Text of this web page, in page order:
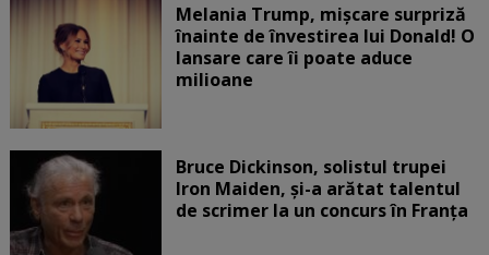
Melania Trump, mișcare surpriză
înainte de învestirea lui Donald! O
lansare care îi poate aduce
milioane
Bruce Dickinson, solistul trupei
Iron Maiden, şi-a arătat talentul
de scrimer la un concurs în Franţa